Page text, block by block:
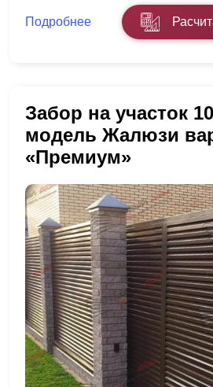
Подробнее
Забор на участок
модель Жалюзи
«Премиум»